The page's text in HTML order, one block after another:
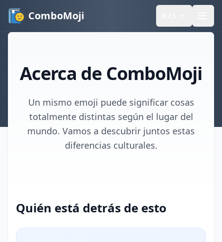
ComboMoji
Acerca de ComboMoji
Un mismo emoji puede significar cosas
totalmente distintas según el lugar del
mundo. Vamos a descubrir juntos estas
diferencias culturales.
Quién está detrás de esto